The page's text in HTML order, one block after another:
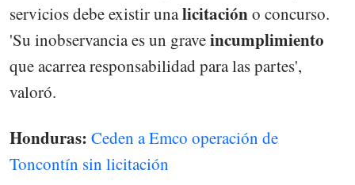
servicios debe existir unalicitacióno concurso.
'Su inobservancia es un graveincumplimiento
que acarrea responsabilidad para las partes',
valoró.
Honduras: Ceden a Emco operación de
Toncontín sin licitación